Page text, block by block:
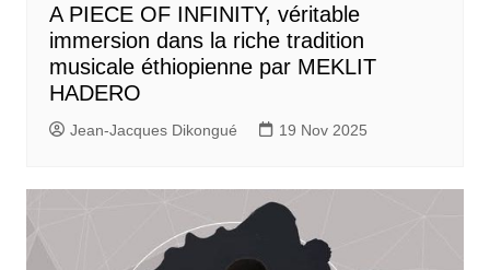
A PIECE OF INFINITY, véritable
immersion dans la riche tradition
musicale éthiopienne par MEKLIT
HADERO
Jean-Jacques Dikongué 19 Nov 2025